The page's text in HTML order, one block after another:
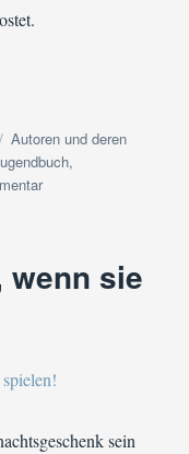
Jona Gellert“
Kategorien
Autoren und deren
,
zu
von
wenn sie
sein